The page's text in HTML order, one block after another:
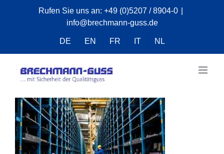
Rufen Sie uns an: +49 (0)5207 / 8904-0
info@brechmann-guss.de
DE EN FR IT NL